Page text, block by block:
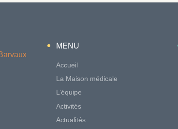
MENU
Accueil
La Maison médicale
L’équipe
Activités
Actualités